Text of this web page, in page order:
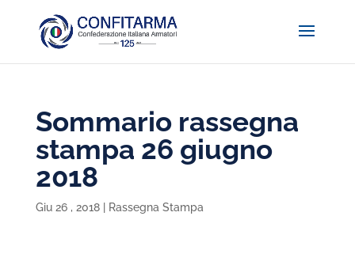
Sommario rassegna
stampa 26 giugno
2018
Giu 26 , 2018| Rassegna Stampa